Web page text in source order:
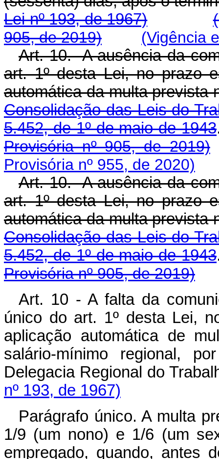
Lei nº 193, de 1967)
905, de 2019)
(Vigência
Art. 10. A ausência da
art. 1º desta Lei, no prazo
automática da multa prevista
Consolidação das Leis do
5.452, de 1º de maio de 1943
Provisória nº 905, de 2019)
Provisória nº 955, de 2020)
Art. 10. A ausência da
art. 1º desta Lei, no prazo
automática da multa prevista
Consolidação das Leis do
5.452, de 1º de maio de 1943
Provisória nº 905, de 2019)
Art. 10 - A falta da
único do art. 1º desta Lei,
aplicação automática de
salário-mínimo regional,
Delegacia Regional do
nº 193, de 1967)
Parágrafo único. A multa
1/9 (um nono) e 1/6 (um
empregado, quando, antes